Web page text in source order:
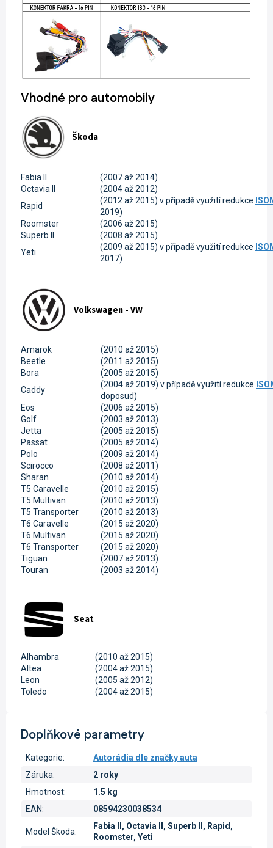
Vhodné pro automobily
Škoda
Fabia II
(2007 až 2014)
Octavia II
(2004 až 2012)
Rapid
(2012 až 2015) v případě využití redukce
2019)
Roomster
(2006 až 2015)
Superb II
(2008 až 2015)
Yeti
(2009 až 2015) v případě využití redukce
2017)
Volkswagen - VW
Amarok
(2010 až 2015)
Beetle
(2011 až 2015)
Bora
(2005 až 2015)
Caddy
(2004 až 2019) v případě využití redukce
doposud)
Eos
(2006 až 2015)
Golf
(2003 až 2013)
Jetta
(2005 až 2015)
Passat
(2005 až 2014)
Polo
(2009 až 2014)
Scirocco
(2008 až 2011)
Sharan
(2010 až 2014)
T5 Caravelle
(2010 až 2015)
T5 Multivan
(2010 až 2013)
T5 Transporter
(2010 až 2013)
T6 Caravelle
(2015 až 2020)
T6 Multivan
(2015 až 2020)
T6 Transporter
(2015 až 2020)
Tiguan
(2007 až 2013)
Touran
(2003 až 2014)
Seat
Alhambra
(2010 až 2015)
Altea
(2004 až 2015)
Leon
(2005 až 2012)
Toledo
(2004 až 2015)
Doplňkové parametry
Kategorie:
Autorádia dle značky auta
Záruka:
2 roky
Hmotnost:
1.5 kg
EAN: 08594230038534
Model Škoda:
Fabia II, Octavia II, Superb II, Rapid,
Roomster, Yeti